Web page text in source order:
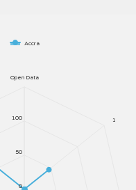
Accra
Open Data
1
0
50
100